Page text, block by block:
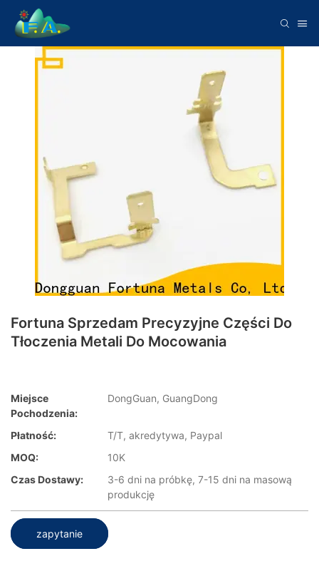
Fortuna Sprzedam Precyzyjne Części Do
Tłoczenia Metali Do Mocowania
Miejsce
Pochodzenia:
DongGuan, GuangDong
Płatność:
T/T, akredytywa, Paypal
MOQ:
10K
Czas Dostawy:
3-6 dni na próbkę, 7-15 dni na masową
produkcję
zapytanie